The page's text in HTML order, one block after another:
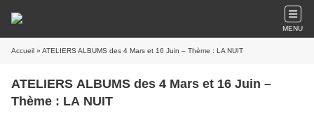
MENU
Accueil » ATELIERS ALBUMS des 4 Mars et 16 Juin – Thème : LA NUIT
ATELIERS ALBUMS des 4 Mars et 16 Juin –
Thème : LA NUIT